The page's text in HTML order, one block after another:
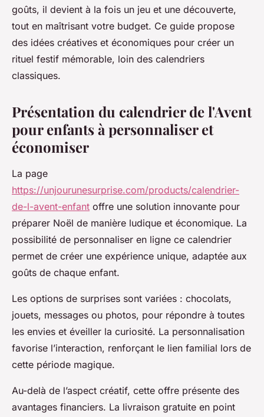
Nicolas •9 octobre 2025•4 min de lecture
goûts, il devient à la fois un jeu et une découverte,
tout en maîtrisant votre budget. Ce guide propose
des idées créatives et économiques pour créer un
rituel festif mémorable, loin des calendriers
classiques.
Présentation du calendrier de l'Avent
pour enfants à personnaliser et
économiser
La page
https://unjourunesurprise.com/products/calendrier-
de-l-avent-enfant offre une solution innovante pour
préparer Noël de manière ludique et économique. La
possibilité de personnaliser en ligne ce calendrier
permet de créer une expérience unique, adaptée aux
goûts de chaque enfant.
Les options de surprises sont variées : chocolats,
jouets, messages ou photos, pour répondre à toutes
les envies et éveiller la curiosité. La personnalisation
favorise l’interaction, renforçant le lien familial lors de
cette période magique.
Au-delà de l’aspect créatif, cette offre présente des
avantages financiers. La livraison gratuite en point